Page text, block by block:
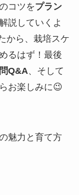
コツをプラン
説していくよ
から、栽培スケ
るはず！最後
Q&A、そして
お楽しみに😉
魅力と育て方